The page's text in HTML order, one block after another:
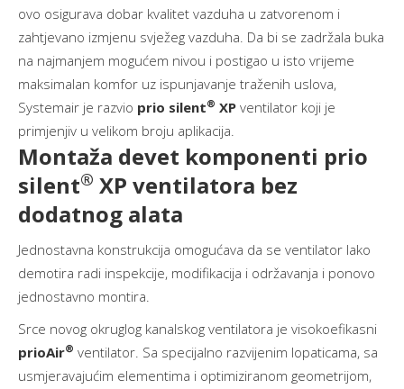
ovo osigurava dobar kvalitet vazduha u zatvorenom i
zahtjevano izmjenu svježeg vazduha. Da bi se zadržala buka
na najmanjem mogućem nivou i postigao u isto vrijeme
maksimalan komfor uz ispunjavanje traženih uslova,
Systemair je razvio prio silent® XP ventilator koji je
primjenjiv u velikom broju aplikacija.
Montaža devet komponenti prio
silent® XP ventilatora bez
dodatnog alata
Jednostavna konstrukcija omogućava da se ventilator lako
demotira radi inspekcije, modifikacija i održavanja i ponovo
jednostavno montira.
Srce novog okruglog kanalskog ventilatora je visokoefikasni
prioAir® ventilator. Sa specijalno razvijenim lopaticama, sa
usmjeravajućim elementima i optimiziranom geometrijom,